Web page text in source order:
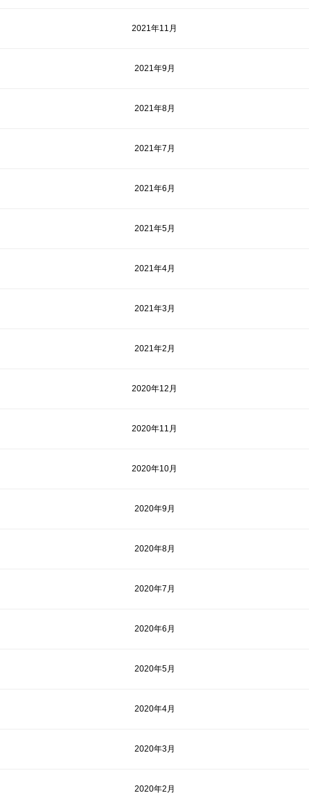
2021年11月
2021年9月
2021年8月
2021年7月
2021年6月
2021年5月
2021年4月
2021年3月
2021年2月
2020年12月
2020年11月
2020年10月
2020年9月
2020年8月
2020年7月
2020年6月
2020年5月
2020年4月
2020年3月
2020年2月